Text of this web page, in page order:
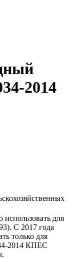
2014
для
C 2017 года
только для
2014 КПЕС